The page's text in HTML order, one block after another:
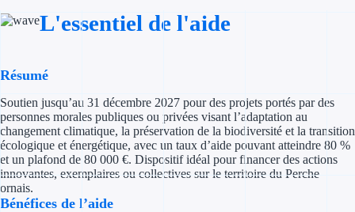
Investir dans
L'essentiel de l'aide
Résumé
Soutien jusqu’au 31 décembre 2027 pour des projets portés par des
personnes morales publiques ou privées visant l’adaptation au
changement climatique, la préservation de la biodiversité et la transition
écologique et énergétique, avec un taux d’aide pouvant atteindre 80 %
et un plafond de 80 000 €. Dispositif idéal pour financer des actions
innovantes, exemplaires ou collectives sur le territoire du Perche
ornais.
Bénéfices de l’aide